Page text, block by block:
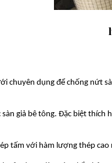
dụng để chống nứt
giả bê tông. Đặc biệt thích
tấm với hàm lượng thép